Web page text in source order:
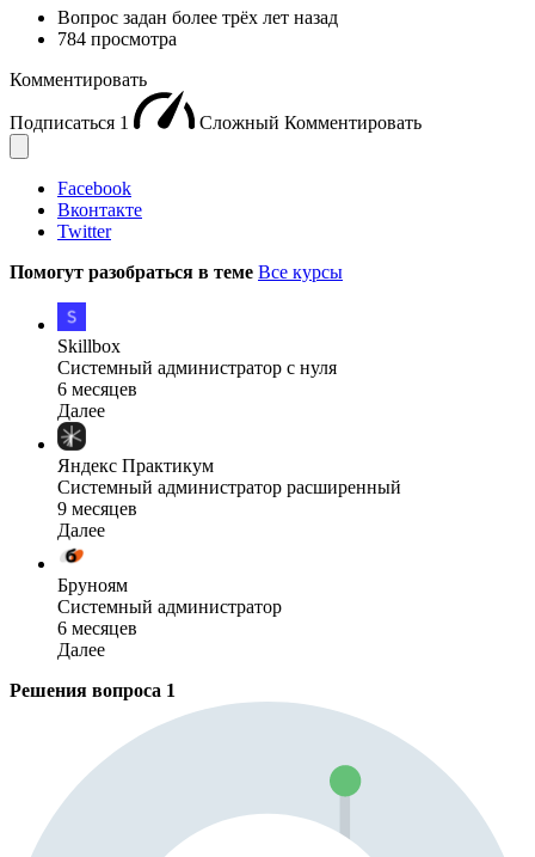
Вопрос задан более трёх лет назад
784 просмотра
Комментировать
Подписаться 1 Сложный Комментировать
Facebook
Вконтакте
Twitter
Помогут разобраться в теме Все курсы
Skillbox
Системный администратор с нуля
6 месяцев
Далее
Яндекс Практикум
Системный администратор расширенный
9 месяцев
Далее
Бруноям
Системный администратор
6 месяцев
Далее
Решения вопроса 1